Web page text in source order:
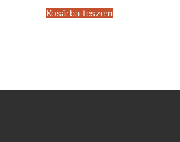
234.937 Ft.
Kosárba teszem